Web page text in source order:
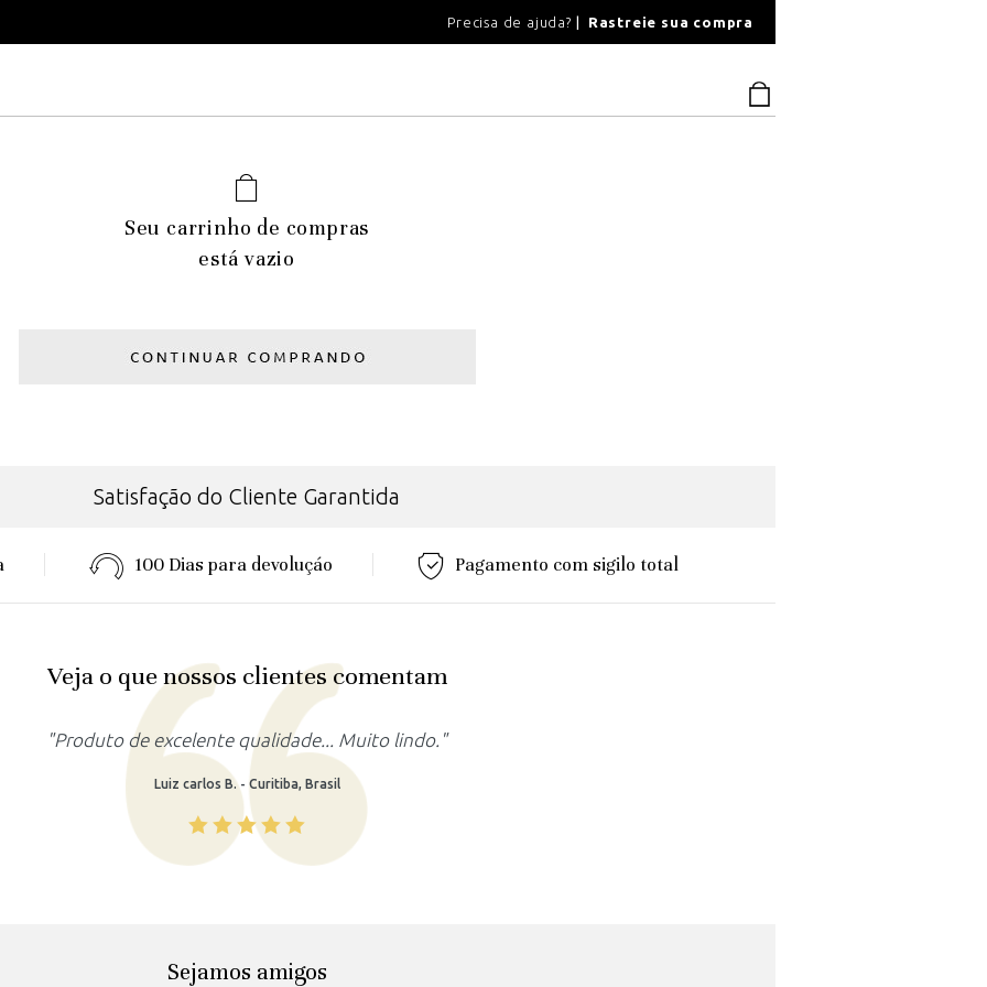
100 DIAS PARA DEVOLUÇÃOPrecisa de ajuda? Rastreie sua compra
Seu carrinho de compras
está vazio
Satisfação do Cliente Garantida
100 Dias para devoluçáo Pagamento com sigilo total
Veja o que nossos clientes comentam
"Produto de excelente qualidade... Muito lindo."
Luiz carlos B. - Curitiba, Brasil
Sejamos amigos